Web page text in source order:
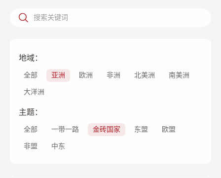
地域：
全部 亚洲 欧洲 非洲 北美洲 南美洲
大洋洲
主题：
全部 一带一路 金砖国家 东盟 欧盟
非盟 中东